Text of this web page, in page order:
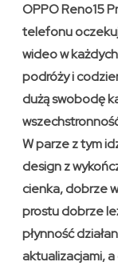
OPPO Reno15
telefonu
wideo w
podróży i
dużą swobodę
W parze z tym
design z
cienka, dobrze
prostu dobrze
płynność
aktualizacjami,